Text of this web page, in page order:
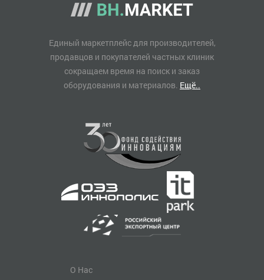
Единый маркетплейс для производителей,
продавцов и покупателей частных клиник
сокращаем время на поиск и заказ
оборудования и материалов. Ещё..
О Нас